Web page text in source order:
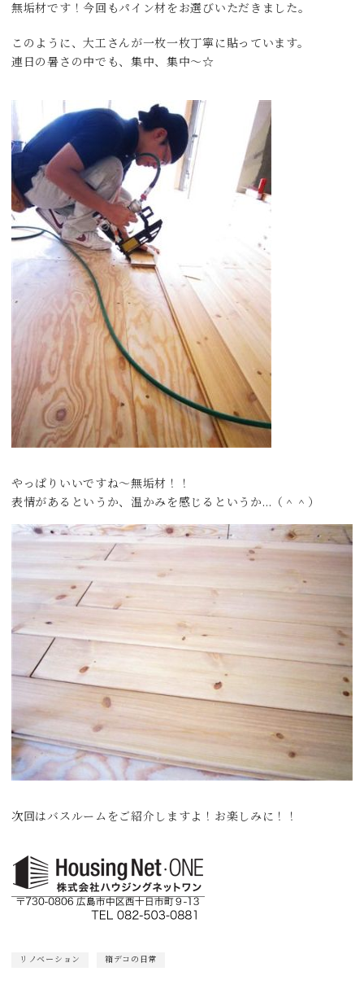
無垢材です！今回もパイン材をお選びいただきました。
このように、大工さんが一枚一枚丁寧に貼っています。
連日の暑さの中でも、集中、集中〜☆
やっぱりいいですね〜無垢材！！
表情があるというか、温かみを感じるというか…（＾＾）
次回はバスルームをご紹介しますよ！お楽しみに！！
リノベーション 箱デコの日常